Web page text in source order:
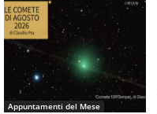
Appuntamenti del Mese